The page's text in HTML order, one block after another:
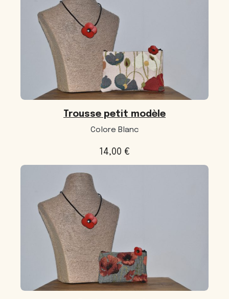
Trousse petit modèle
Colore Blanc
14,00 €